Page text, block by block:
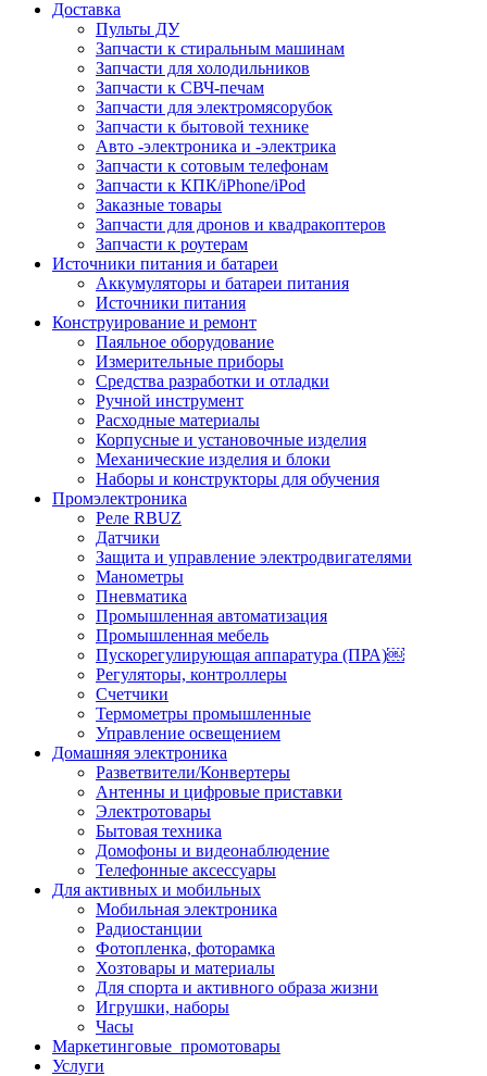
Доставка
Пульты ДУ
Запчасти к стиральным машинам
Запчасти для холодильников
Запчасти к СВЧ-печам
Запчасти для электромясорубок
Запчасти к бытовой технике
Авто -электроника и -электрика
Запчасти к сотовым телефонам
Запчасти к КПК/iPhone/iPod
Заказные товары
Запчасти для дронов и квадракоптеров
Запчасти к роутерам
Источники питания и батареи
Аккумуляторы и батареи питания
Источники питания
Конструирование и ремонт
Паяльное оборудование
Измерительные приборы
Средства разработки и отладки
Ручной инструмент
Расходные материалы
Корпусные и установочные изделия
Механические изделия и блоки
Наборы и конструкторы для обучения
Промэлектроника
Реле RBUZ
Датчики
Защита и управление электродвигателями
Манометры
Пневматика
Промышленная автоматизация
Промышленная мебель
Пускорегулирующая аппаратура (ПРА)￼
Регуляторы, контроллеры
Счетчики
Термометры промышленные
Управление освещением
Домашняя электроника
Разветвители/Конвертеры
Антенны и цифровые приставки
Электротовары
Бытовая техника
Домофоны и видеонаблюдение
Телефонные аксессуары
Для активных и мобильных
Мобильная электроника
Радиостанции
Фотопленка, фоторамка
Хозтовары и материалы
Для спорта и активного образа жизни
Игрушки, наборы
Часы
Маркетинговые_промотовары
Услуги